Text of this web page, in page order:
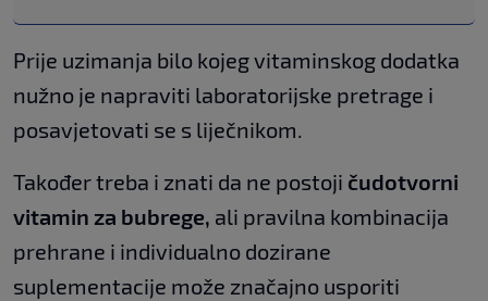
Prije uzimanja bilo kojeg vitaminskog dodatka
nužno je napraviti laboratorijske pretrage i
posavjetovati se s liječnikom.
Također treba i znati da ne postoji čudotvorni
vitamin za bubrege, ali pravilna kombinacija
prehrane i individualno dozirane
suplementacije može značajno usporiti